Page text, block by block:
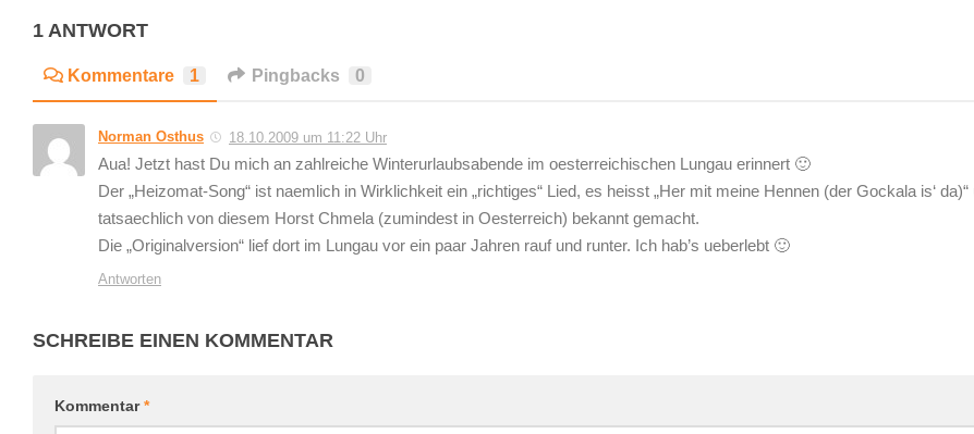
1 ANTWORT
Kommentare 1 Pingbacks 0
Norman Osthus 18.10.2009 um 11:22 Uhr
Aua! Jetzt hast Du mich an zahlreiche Winterurlaubsabende im oesterreichischen Lungau erinnert 🙂
Der „Heizomat-Song“ ist naemlich in Wirklichkeit ein „richtiges“ Lied, es heisst „Her mit meine Hennen (der Gockala is‘
tatsaechlich von diesem Horst Chmela (zumindest in Oesterreich) bekannt gemacht.
Die „Originalversion“ lief dort im Lungau vor ein paar Jahren rauf und runter. Ich hab’s ueberlebt 🙂
Antworten
SCHREIBE EINEN KOMMENTAR
Kommentar*